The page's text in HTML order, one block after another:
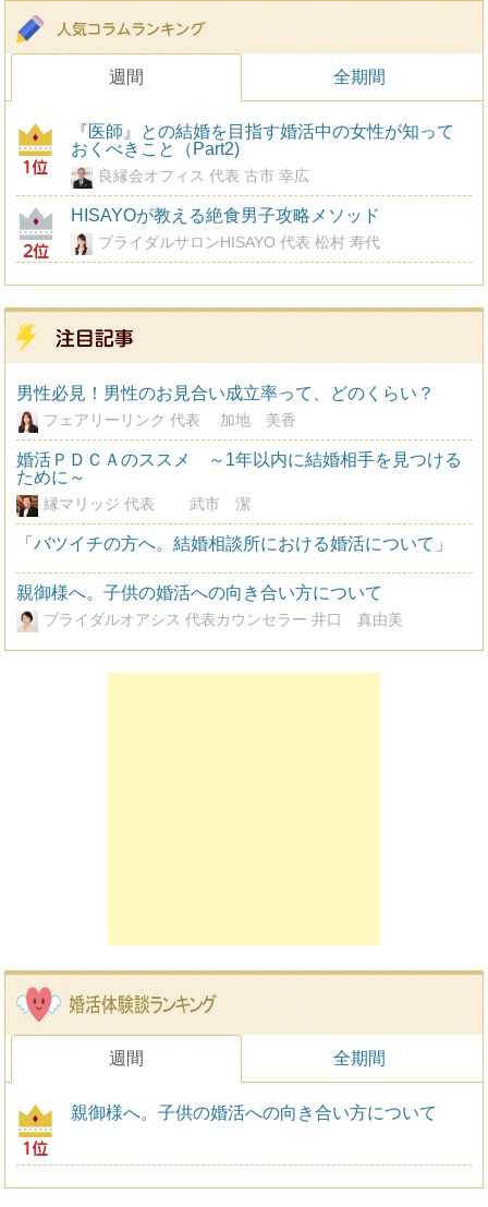
週間 全期間
『医師』との結婚を目指す婚活中の女性が知って
おくべきこと（Part2)
良縁会オフィス 代表 古市 幸広
HISAYOが教える絶食男子攻略メソッド
ブライダルサロンHISAYO 代表 松村 寿代
男性必見！男性のお見合い成立率って、どのくらい？
フェアリーリンク 代表 加地 美香
婚活ＰＤＣＡのススメ ～1年以内に結婚相手を見つける
ために～
縁マリッジ 代表 武市 潔
「バツイチの方へ。結婚相談所における婚活について」
親御様へ。子供の婚活への向き合い方について
ブライダルオアシス 代表カウンセラー 井口 真由美
週間 全期間
親御様へ。子供の婚活への向き合い方について